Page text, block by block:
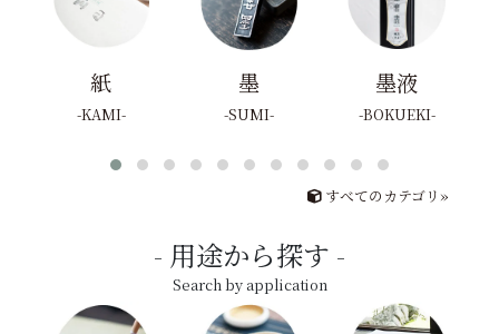
紙
KAMI
墨
SUMI
墨液
BOKUEKI
すべてのカテゴリ»
用途から探す
Search by application